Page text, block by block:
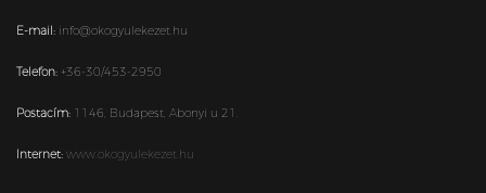
E-mail: info@okogyulekezet.hu
Telefon: +36-30/453-2950
Postacím: 1146, Budapest, Abonyi u 21.
Internet: www.okogyulekezet.hu